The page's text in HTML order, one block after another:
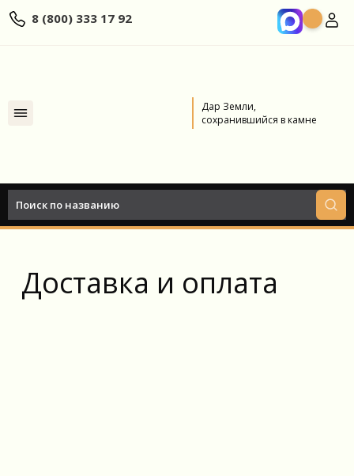
8 (800) 333 17 92
Дар Земли,
сохранившийся в камне
Назад к услугам
Доставка и оплата